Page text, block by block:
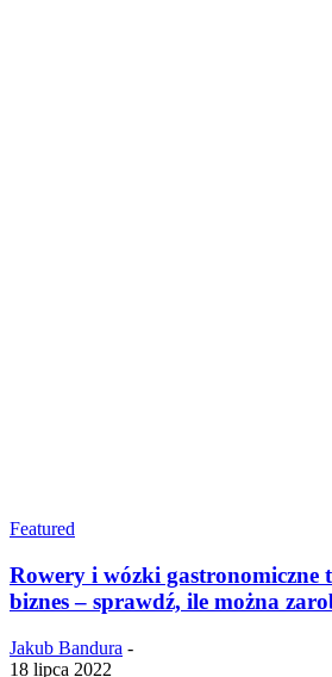
Featured
Rowery i wózki
biznes – sprawdź, ile można
Jakub Bandura -
18 lipca 2022